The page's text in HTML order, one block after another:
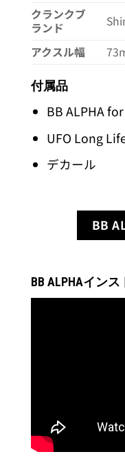
クランクブ
ランド
アクスル幅
付属品
BB ALPHA
UFO Long
デカール
BB
BB ALPHAイン